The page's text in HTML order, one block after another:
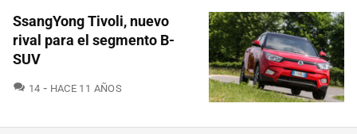
SsangYong Tivoli, nuevo
rival para el segmento B-
SUV
14 COMENTARIOS
HACE 11 AÑOS